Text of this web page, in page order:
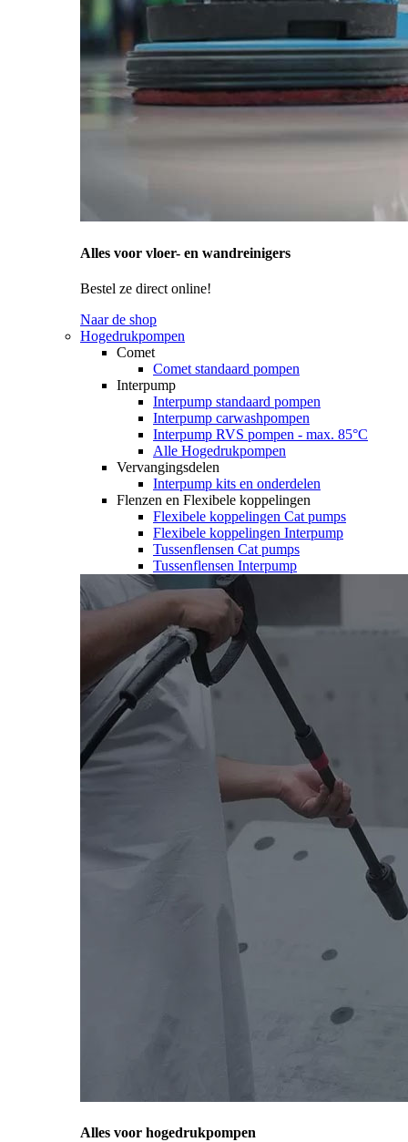
Alles voor vloer- en wandreinigers
Bestel ze direct online!
Naar de shop
Hogedrukpompen
Comet
Comet standaard pompen
Interpump
Interpump standaard pompen
Interpump carwashpompen
Interpump RVS pompen - max. 85°C
Alle Hogedrukpompen
Vervangingsdelen
Interpump kits en onderdelen
Flenzen en Flexibele koppelingen
Flexibele koppelingen Cat pumps
Flexibele koppelingen Interpump
Tussenflensen Cat pumps
Tussenflensen Interpump
Alles voor hogedrukpompen